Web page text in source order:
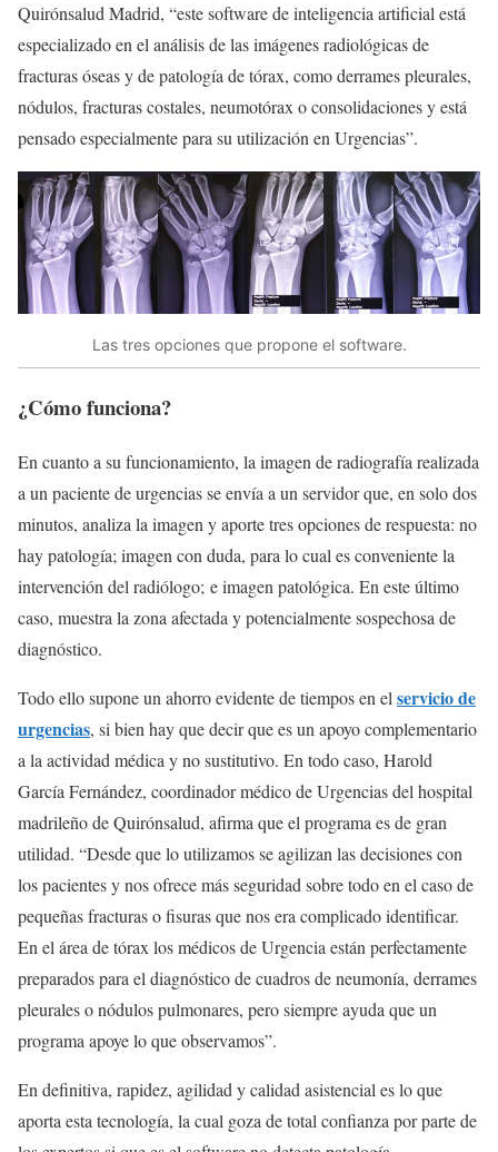
Quirónsalud Madrid, “este software de inteligencia artificial está
especializado en el análisis de las imágenes radiológicas de
fracturas óseas y de patología de tórax, como derrames pleurales,
nódulos, fracturas costales, neumotórax o consolidaciones y está
pensado especialmente para su utilización en Urgencias”.
Las tres opciones que propone el software.
¿Cómo funciona?
En cuanto a su funcionamiento, la imagen de radiografía realizada
a un paciente de urgencias se envía a un servidor que, en solo dos
minutos, analiza la imagen y aporte tres opciones de respuesta: no
hay patología; imagen con duda, para lo cual es conveniente la
intervención del radiólogo; e imagen patológica. En este último
caso, muestra la zona afectada y potencialmente sospechosa de
diagnóstico.
Todo ello supone un ahorro evidente de tiempos en el servicio de
urgencias, si bien hay que decir que es un apoyo complementario
a la actividad médica y no sustitutivo. En todo caso, Harold
García Fernández, coordinador médico de Urgencias del hospital
madrileño de Quirónsalud, afirma que el programa es de gran
utilidad. “Desde que lo utilizamos se agilizan las decisiones con
los pacientes y nos ofrece más seguridad sobre todo en el caso de
pequeñas fracturas o fisuras que nos era complicado identificar.
En el área de tórax los médicos de Urgencia están perfectamente
preparados para el diagnóstico de cuadros de neumonía, derrames
pleurales o nódulos pulmonares, pero siempre ayuda que un
programa apoye lo que observamos”.
En definitiva, rapidez, agilidad y calidad asistencial es lo que
aporta esta tecnología, la cual goza de total confianza por parte de